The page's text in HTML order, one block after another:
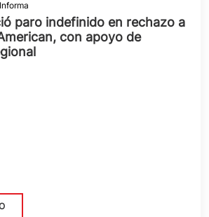
paro indefinido en rechazo a
con apoyo de